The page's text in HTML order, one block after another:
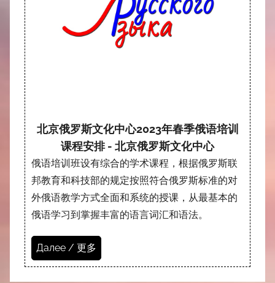
北京俄罗斯文化中心2023年春季俄语培训
课程安排 - 北京俄罗斯文化中心
俄语培训班设有综合的学术课程，根据俄罗斯联
邦教育和科技部的规定按照符合俄罗斯标准的对
外俄语教学方式全面和系统的授课，从最基本的
俄语学习到掌握丰富的语言词汇和语法。
Далее / 更多